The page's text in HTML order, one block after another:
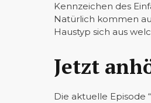
Kennzeichen des
Natürlich kommen
Haustyp sich aus
Jetzt
Die aktuelle Episode